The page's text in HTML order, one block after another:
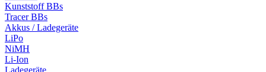
Kunststoff BBs
Tracer BBs
Akkus / Ladegeräte
LiPo
NiMH
Li-Ion
Ladegeräte